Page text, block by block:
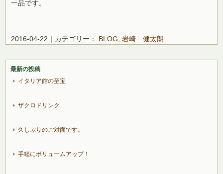
一品です。
2016-04-22｜カテゴリー： BLOG ,岩崎 健太朗
最新の投稿
イタリア館の至宝
ザクロドリンク
久しぶりのご対面です。
手軽にボリュームアップ！